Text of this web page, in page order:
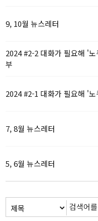
자료실 목록
9, 10월 뉴스레터
2024 #2-2 대화가 필요해 '
부
2024 #2-1 대화가 필요해 '
7, 8월 뉴스레터
5, 6월 뉴스레터